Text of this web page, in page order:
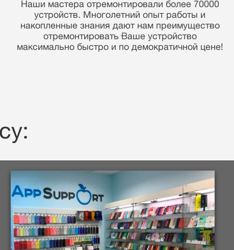
Мы строго соблюдаем закон о персональных
данных и гарантируем конфиденциальность
Вашей информации.